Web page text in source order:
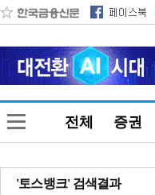
전체 증권
'토스뱅크' 검색결과